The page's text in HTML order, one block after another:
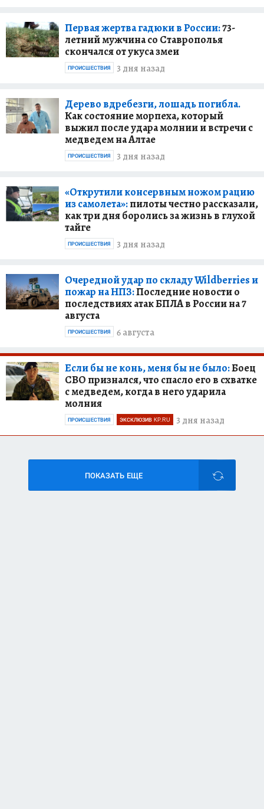
Первая жертва гадюки в России:73-
летний мужчина со Ставрополья
скончался от укуса змеи
3 дня назад
ПРОИСШЕСТВИЯ
Дерево вдребезги, лошадь погибла.
Как состояние морпеха, который
выжил после удара молнии и встречи с
медведем на Алтае
3 дня назад
ПРОИСШЕСТВИЯ
«Открутили консервным ножом рацию
из самолета»:пилоты честно рассказали,
как три дня боролись за жизнь в глухой
тайге
3 дня назад
ПРОИСШЕСТВИЯ
Очередной удар по складу Wildberries и
пожар на НПЗ:Последние новости о
последствиях атак БПЛА в России на 7
августа
6 августа
ПРОИСШЕСТВИЯ
Если бы не конь, меня бы не было:Боец
СВО признался, что спасло его в схватке
с медведем, когда в него ударила
молния
3 дня назад
ПРОИСШЕСТВИЯ ЭКСКЛЮЗИВ KP.RU
ПОКАЗАТЬ ЕЩЕ